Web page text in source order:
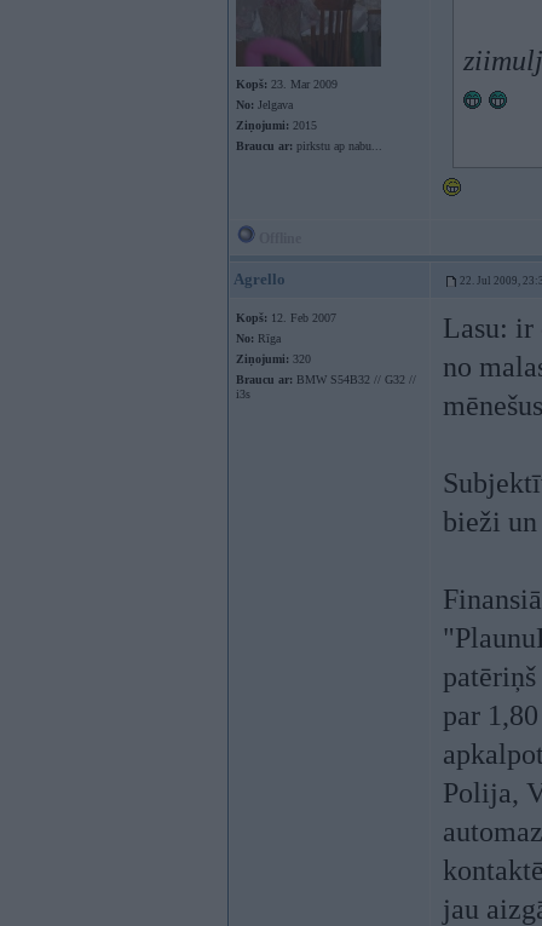
Kopš: 23. Mar 2009
No: Jelgava
Ziņojumi: 2015
Braucu ar: pirkstu ap nabu...
Agrello 22. Jul 2009,
Kopš: 12. Feb 2007
No: Rīga
Ziņojumi: 320
Braucu ar: BMW S54B32 // G32 //
i3s
Lasu: ir
no
bieži
par
Polija,
jau